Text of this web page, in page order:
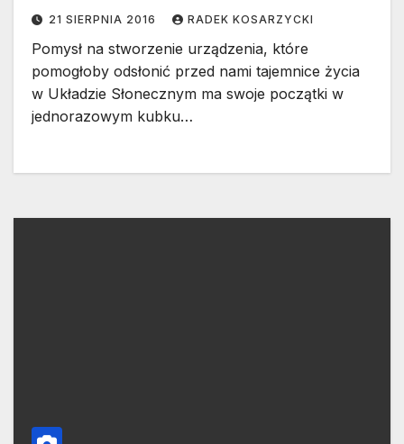
21 SIERPNIA 2016 RADEK KOSARZYCKI
Pomysł na stworzenie urządzenia, które
pomogłoby odsłonić przed nami tajemnice życia
w Układzie Słonecznym ma swoje początki w
jednorazowym kubku…